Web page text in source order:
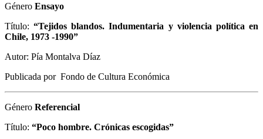
Género Ensayo
Título:“Tejidos blandos. Indumentaria y violencia política en
Chile, 1973 -1990”
Autor: Pía Montalva Díaz
Publicada por Fondo de Cultura Económica
Género Referencial
Título: “Poco hombre. Crónicas escogidas”